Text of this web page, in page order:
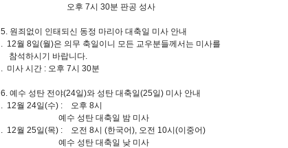
오후 7시 30분 판공 성사
5. 원죄없이 인태되신 동정 마리아 대축일 미사 안내
. 12월 8일(월)은 의무 축일이니 모든 교우분들께서는 미사를
참석하시기 바랍니다.
. 미사 시간 : 오후 7시 30분
6. 예수 성탄 전야(24일)와 성탄 대축일(25일) 미사 안내
. 12월 24일(수) : 오후 8시
예수 성탄 대축일 밤 미사
. 12월 25일(목) : 오전 8시 (한국어), 오전 10시(이중어)
예수 성탄 대축일 낮 미사